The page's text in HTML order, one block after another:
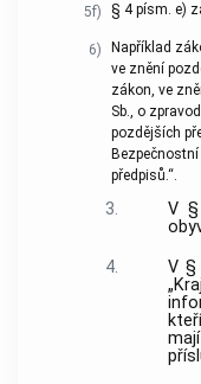
5f) § 4 písm. e)
6)
Například
ve znění
zákon, ve
Sb., o
pozdějších
předpisů.“.
3.
V §
4.
V §